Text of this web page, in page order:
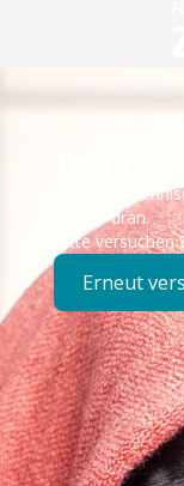
Es ist ein
bereits dran.
Bitte
Erneut